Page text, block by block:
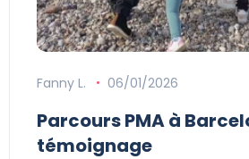
Fanny L. 06/01/2026
Parcours PMA à
témoignage